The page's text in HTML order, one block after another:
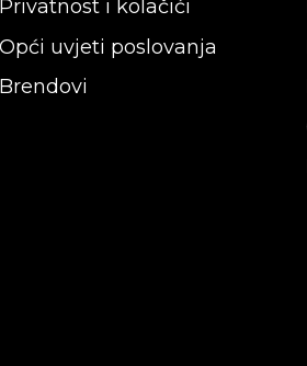
Privatnost i kolačići
Opći uvjeti poslovanja
Brendovi